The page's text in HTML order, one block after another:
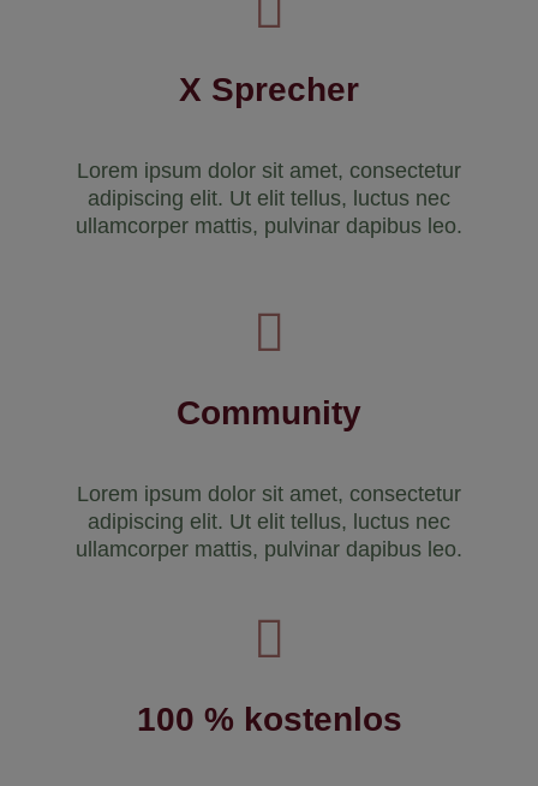
X Sprecher
Lorem ipsum dolor sit amet, consectetur
adipiscing elit. Ut elit tellus, luctus nec
ullamcorper mattis, pulvinar dapibus leo.
Community
Lorem ipsum dolor sit amet, consectetur
adipiscing elit. Ut elit tellus, luctus nec
ullamcorper mattis, pulvinar dapibus leo.
100 % kostenlos